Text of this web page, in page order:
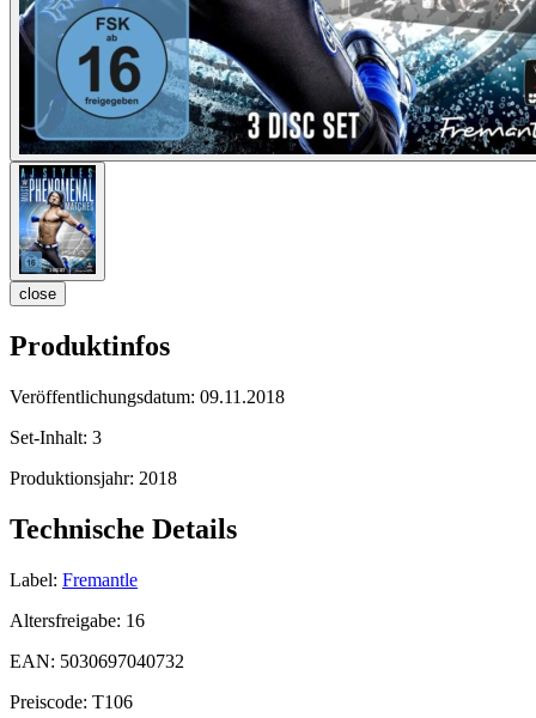
close
Produktinfos
Veröffentlichungsdatum: 09.11.2018
Set-Inhalt: 3
Produktionsjahr: 2018
Technische Details
Label: Fremantle
Altersfreigabe: 16
EAN: 5030697040732
Preiscode: T106